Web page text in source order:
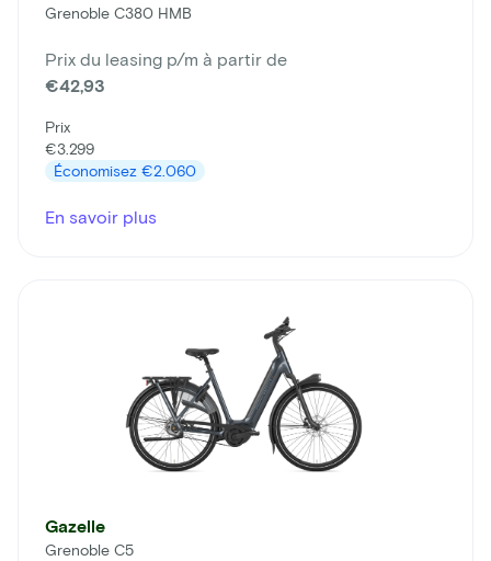
Grenoble C380 HMB
Prix du leasing p/m à partir de
€42,93
Prix
€3.299
Économisez €2.060
En savoir plus
Gazelle
Grenoble C5